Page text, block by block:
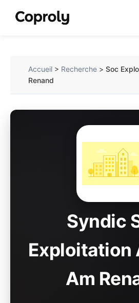
Accueil > Recherche >Soc
Renand
Syndic
Exploitation
Am